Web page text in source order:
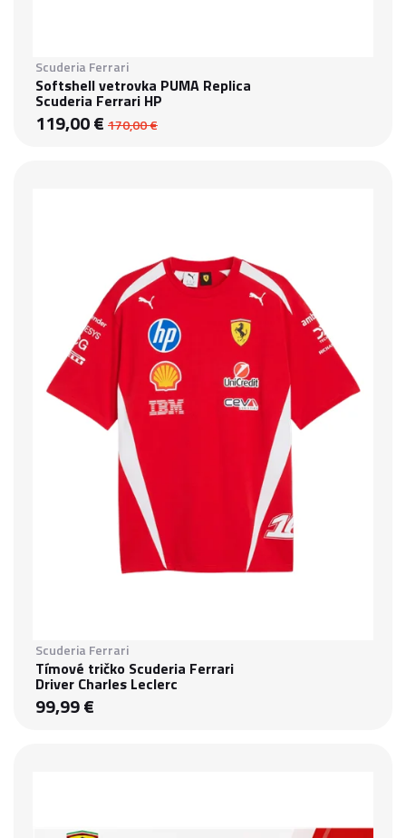
Scuderia Ferrari
Softshell vetrovka PUMA Replica
Scuderia Ferrari HP
119,00 € 170,00 €
Scuderia Ferrari
Tímové tričko Scuderia Ferrari
Driver Charles Leclerc
99,99 €